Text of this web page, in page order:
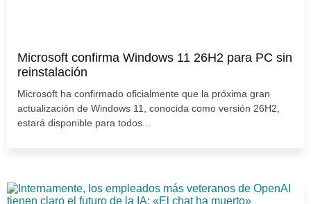
Microsoft confirma Windows 11 26H2 para PC sin
reinstalación
Microsoft ha confirmado oficialmente que la próxima gran
actualización de Windows 11, conocida como versión 26H2,
estará disponible para todos...